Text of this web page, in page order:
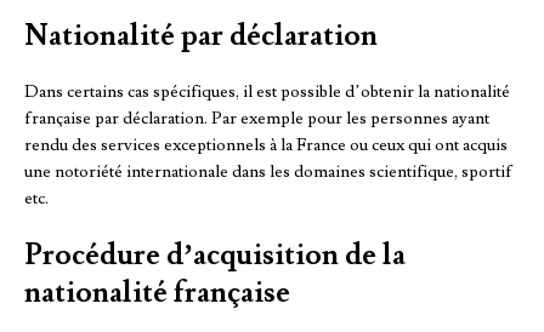
Nationalité par déclaration
Dans certains cas spécifiques, il est possible d’obtenir la nationalité
française par déclaration. Par exemple pour les personnes ayant
rendu des services exceptionnels à la France ou ceux qui ont acquis
une notoriété internationale dans les domaines scientifique, sportif
etc.
Procédure d’acquisition de la
nationalité française